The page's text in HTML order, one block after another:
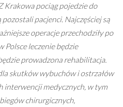
Krakowa pociąg pojedzie do
pacjenci. Najczęściej są
operacje przechodziły po
Polsce leczenie będzie
prowadzona rehabilitacja.
skutków wybuchów i ostrzałów
interwencji medycznych, w tym
chirurgicznych,